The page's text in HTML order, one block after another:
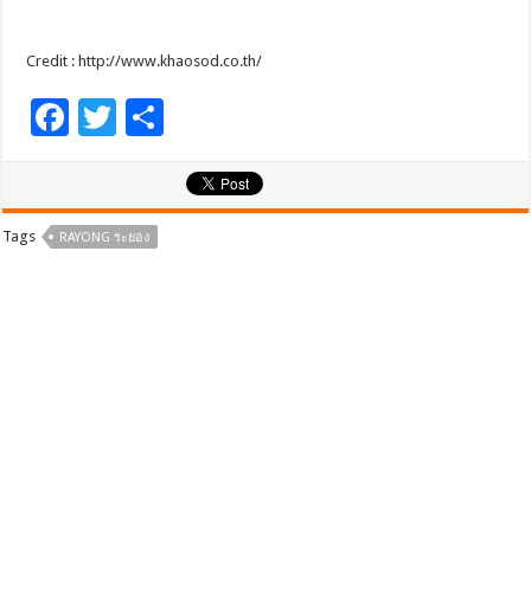
Credit : http://www.khaosod.co.th/
F
b
T
er
ar
Tags RAYONG ระยอง